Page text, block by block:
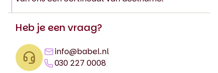
Heb je een vraag?
info@babel.nl
030 227 0008